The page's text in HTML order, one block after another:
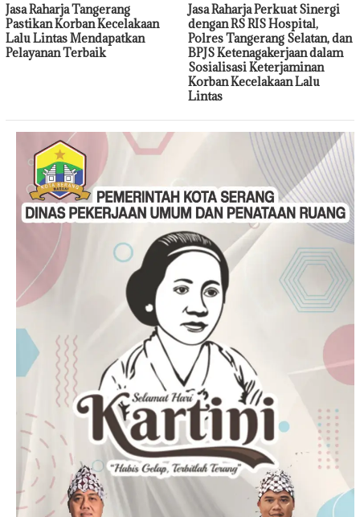
Jasa Raharja Tangerang
Pastikan Korban Kecelakaan
Lalu Lintas Mendapatkan
Pelayanan Terbaik
Jasa Raharja Perkuat Sinergi
dengan RS RIS Hospital,
Polres Tangerang Selatan, dan
BPJS Ketenagakerjaan dalam
Sosialisasi Keterjaminan
Korban Kecelakaan Lalu
Lintas